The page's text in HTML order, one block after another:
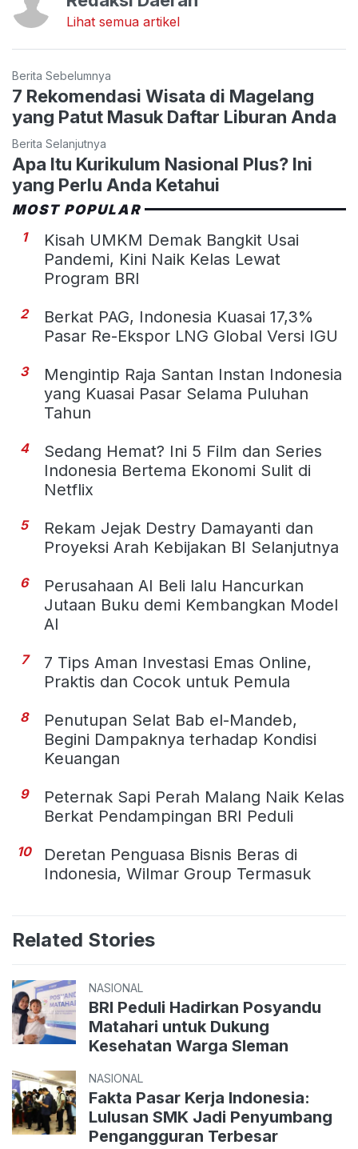
Lihat semua artikel
Berita Sebelumnya
7 Rekomendasi Wisata di Magelang
yang Patut Masuk Daftar Liburan Anda
Berita Selanjutnya
Apa Itu Kurikulum Nasional Plus? Ini
yang Perlu Anda Ketahui
MOST POPULAR
1
Kisah UMKM Demak Bangkit Usai
Pandemi, Kini Naik Kelas Lewat
Program BRI
2
Berkat PAG, Indonesia Kuasai 17,3%
Pasar Re-Ekspor LNG Global Versi IGU
3
Mengintip Raja Santan Instan Indonesia
yang Kuasai Pasar Selama Puluhan
Tahun
4
Sedang Hemat? Ini 5 Film dan Series
Indonesia Bertema Ekonomi Sulit di
Netflix
5
Rekam Jejak Destry Damayanti dan
Proyeksi Arah Kebijakan BI Selanjutnya
6
Perusahaan AI Beli lalu Hancurkan
Jutaan Buku demi Kembangkan Model
AI
7
7 Tips Aman Investasi Emas Online,
Praktis dan Cocok untuk Pemula
8
Penutupan Selat Bab el-Mandeb,
Begini Dampaknya terhadap Kondisi
Keuangan
9
Peternak Sapi Perah Malang Naik Kelas
Berkat Pendampingan BRI Peduli
10
Deretan Penguasa Bisnis Beras di
Indonesia, Wilmar Group Termasuk
Related Stories
NASIONAL
BRI Peduli Hadirkan Posyandu
Matahari untuk Dukung
Kesehatan Warga Sleman
NASIONAL
Fakta Pasar Kerja Indonesia:
Lulusan SMK Jadi Penyumbang
Pengangguran Terbesar